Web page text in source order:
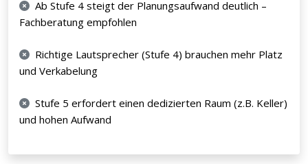
Ab Stufe 4 steigt der Planungsaufwand deutlich –
Fachberatung empfohlen
Richtige Lautsprecher (Stufe 4) brauchen mehr Platz
und Verkabelung
Stufe 5 erfordert einen dedizierten Raum (z.B. Keller)
und hohen Aufwand